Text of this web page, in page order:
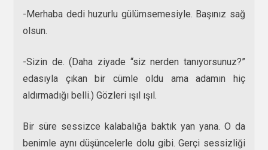
-Merhaba dedi huzurlu gülümsemesiyle. Başınız sağ
olsun.
-Sizin de. (Daha ziyade “siz nerden tanıyorsunuz?”
edasıyla çıkan bir cümle oldu ama adamın hiç
aldırmadığı belli.) Gözleri ışıl ışıl.
Bir süre sessizce kalabalığa baktık yan yana. O da
benimle aynı düşüncelerle dolu gibi. Gerçi sessizliği